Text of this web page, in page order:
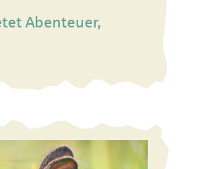
Abenteuer,